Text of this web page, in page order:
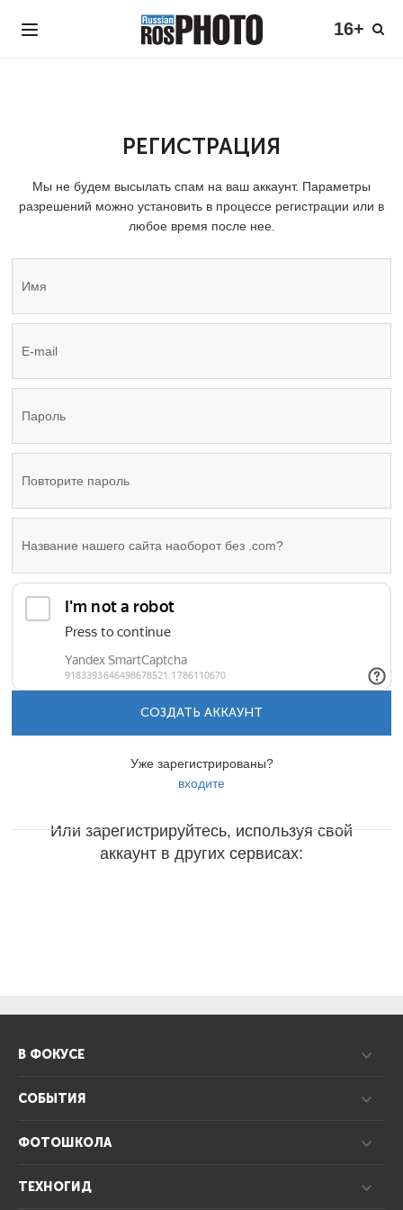
16+
РЕГИСТРАЦИЯ
Мы не будем высылать спам на ваш аккаунт. Параметры
разрешений можно установить в процессе регистрации или в
любое время после нее.
СОЗДАТЬ АККАУНТ
Уже зарегистрированы?
входите
Или зарегистрируйтесь, используя свой
аккаунт в других сервисах:
В ФОКУСЕ
СОБЫТИЯ
ФОТОШКОЛА
ТЕХНОГИД